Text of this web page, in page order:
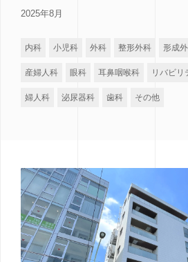
2025年8月
内科 小児科 外科 整形外科 形成
産婦人科 眼科 耳鼻咽喉科 リバビリ
婦人科 泌尿器科 歯科 その他